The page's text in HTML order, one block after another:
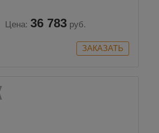
Цена: 36 783 руб.